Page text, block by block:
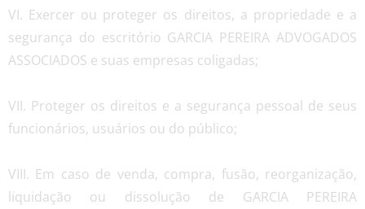
VI. Exercer ou proteger os direitos, a propriedade e a
segurança do escritório GARCIA PEREIRA ADVOGADOS
ASSOCIADOS e suas empresas coligadas;
VII. Proteger os direitos e a segurança pessoal de seus
funcionários, usuários ou do público;
VIII. Em caso de venda, compra, fusão, reorganização,
liquidação ou dissolução de GARCIA PEREIRA